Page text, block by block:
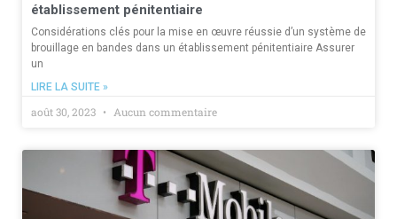
établissement pénitentiaire
Considérations clés pour la mise en œuvre réussie d’un système de
brouillage en bandes dans un établissement pénitentiaire Assurer
un
LIRE LA SUITE »
août 30, 2023 Aucun commentaire